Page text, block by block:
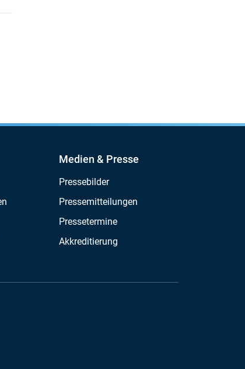
Medien & Presse
Pressebilder
Pressemitteilungen
Pressetermine
Akkreditierung